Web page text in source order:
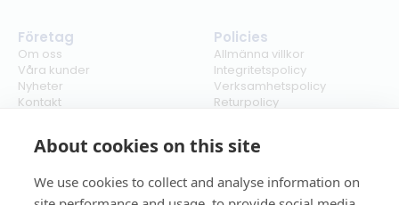
About cookies on this site
We use cookies to collect and analyse information on
Företag
Om oss
Våra kunder
Nyheter
Kontakt
Policies
Allmänna villkor
Integritetspolicy
Verksamhetspolicy
Returpolicy
Cookies